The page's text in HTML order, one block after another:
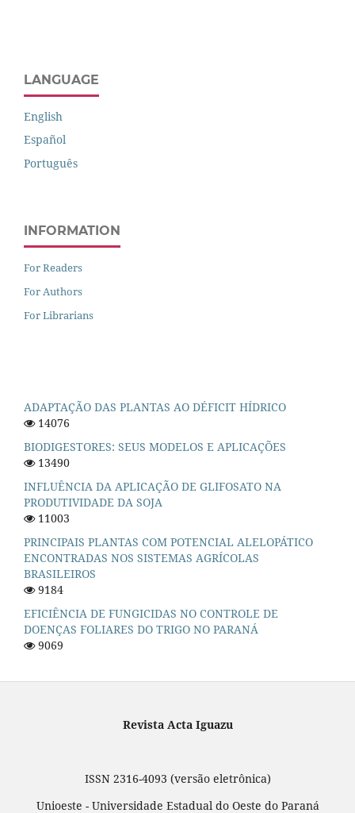
LANGUAGE
English
Español
Português
INFORMATION
For Readers
For Authors
For Librarians
ADAPTAÇÃO DAS PLANTAS AO DÉFICIT HÍDRICO
14076
BIODIGESTORES: SEUS MODELOS E APLICAÇÕES
13490
INFLUÊNCIA DA APLICAÇÃO DE GLIFOSATO NA
PRODUTIVIDADE DA SOJA
11003
PRINCIPAIS PLANTAS COM POTENCIAL ALELOPÁTICO
ENCONTRADAS NOS SISTEMAS AGRÍCOLAS
BRASILEIROS
9184
EFICIÊNCIA DE FUNGICIDAS NO CONTROLE DE
DOENÇAS FOLIARES DO TRIGO NO PARANÁ
9069
Revista Acta Iguazu
ISSN 2316-4093 (versão eletrônica)
Unioeste - Universidade Estadual do Oeste do Paraná